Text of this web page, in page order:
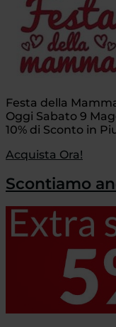
Festa della
Oggi Sabato 9
10% di Sconto in
Acquista Ora!
Scontiamo